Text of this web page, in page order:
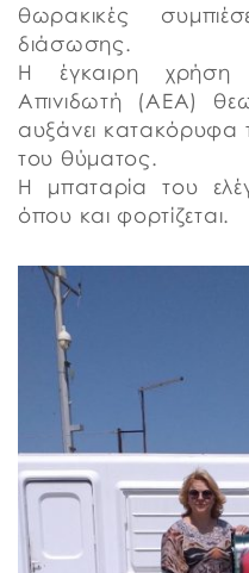
θωρακικές
διάσωσης.
Η έγκαιρη χρήση
Απινιδωτή (ΑΕΑ)
αυξάνει κατακόρυφα
του θύματος.
Η μπαταρία του
όπου και φορτίζεται.